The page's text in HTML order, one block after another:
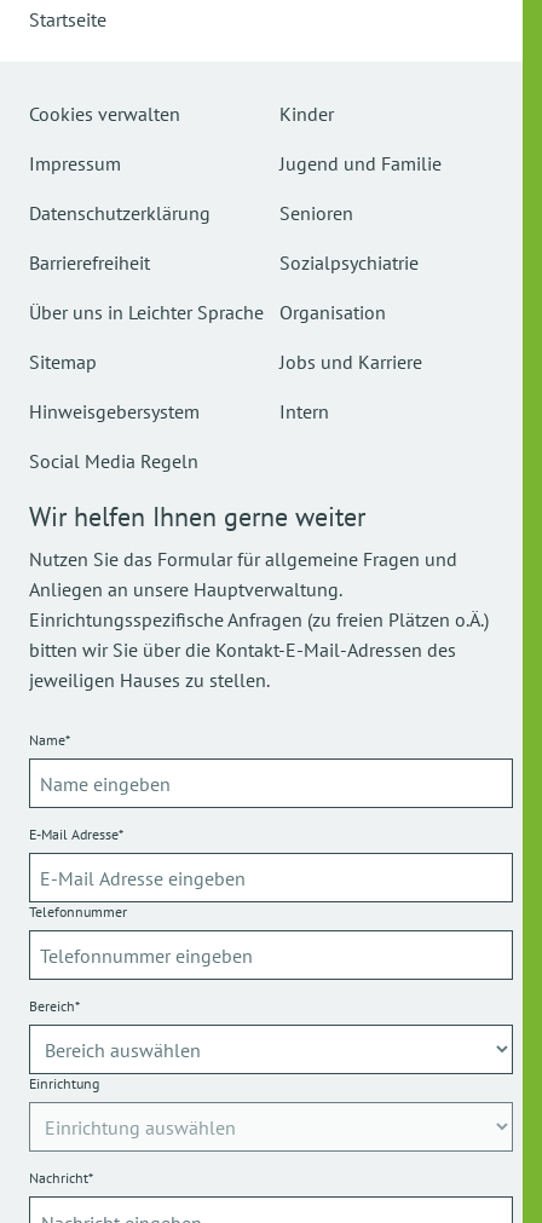
Startseite
Cookies verwalten
Impressum
Datenschutzerklärung
Barrierefreiheit
Über uns in Leichter Sprache
Sitemap
Hinweisgebersystem
Social Media Regeln
Kinder
Jugend und Familie
Senioren
Sozialpsychiatrie
Organisation
Jobs und Karriere
Intern
Wir helfen Ihnen gerne weiter
Nutzen Sie das Formular für allgemeine Fragen und
Anliegen an unsere Hauptverwaltung.
Einrichtungsspezifische Anfragen (zu freien Plätzen o.Ä.)
bitten wir Sie über die Kontakt-E-Mail-Adressen des
jeweiligen Hauses zu stellen.
Name*
E-Mail Adresse*
Telefonnummer
Bereich*
Einrichtung
Nachricht*